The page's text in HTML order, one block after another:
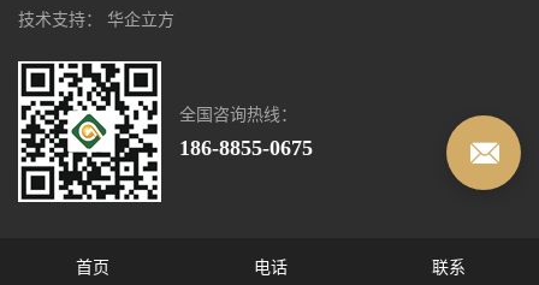
技术支持： 华企立方
全国咨询热线：
186-8855-0675
首页 电话 联系